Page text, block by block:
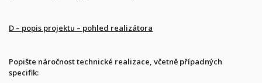
D – popis projektu – pohled realizátora
Popište náročnost technické realizace, včetně případných
specifik: